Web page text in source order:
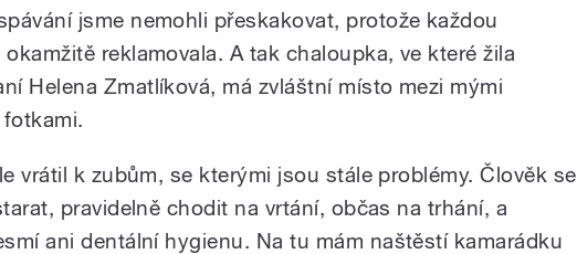
jsme nemohli přeskakovat, protože každou
reklamovala. A tak chaloupka, ve které žila
Helena Zmatlíková, má zvláštní místo mezi mými
vrátil k zubům, se kterými jsou stále problémy. Člověk se
pravidelně chodit na vrtání, občas na trhání, a
ani dentální hygienu. Na tu mám naštěstí kamarádku